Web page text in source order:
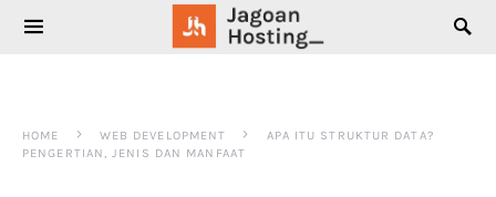
SEARCH FOR:
HOME WEB DEVELOPMENT
APA ITU STRUKTUR DATA?
PENGERTIAN, JENIS DAN MANFAAT